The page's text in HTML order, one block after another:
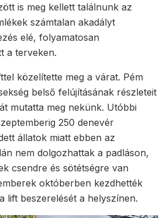
is meg kellett találnunk az
számtalan akadályt
elé, folyamatosan
a terveken.
közelítette meg a várat. Pém
belső felújításának részleteit
mutatta meg nekünk. Utóbbi
250 denevér
állatok miatt ebben az
nem dolgozhattak a padláson,
csendre és sötétségre van
októberben kezdhették
lift beszerelését a helyszínen.